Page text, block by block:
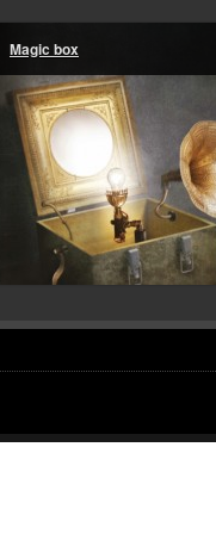
Magic box